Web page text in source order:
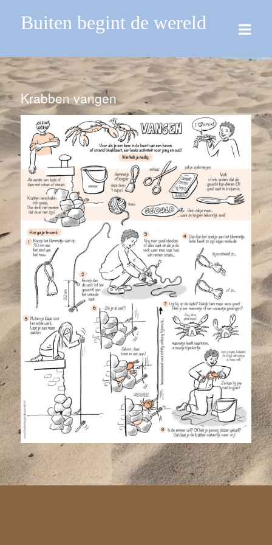
Buiten begint de wereld
Krabben vangen